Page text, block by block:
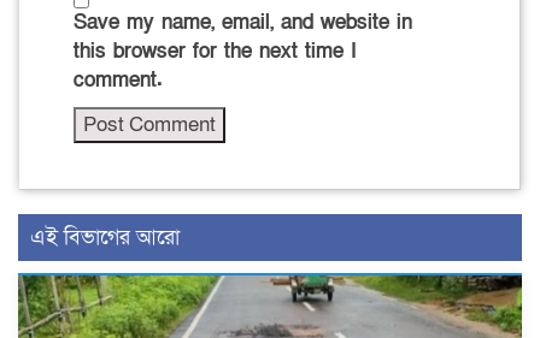
Save my name, email, and website in
this browser for the next time I
comment.
এই বিভাগের আরো